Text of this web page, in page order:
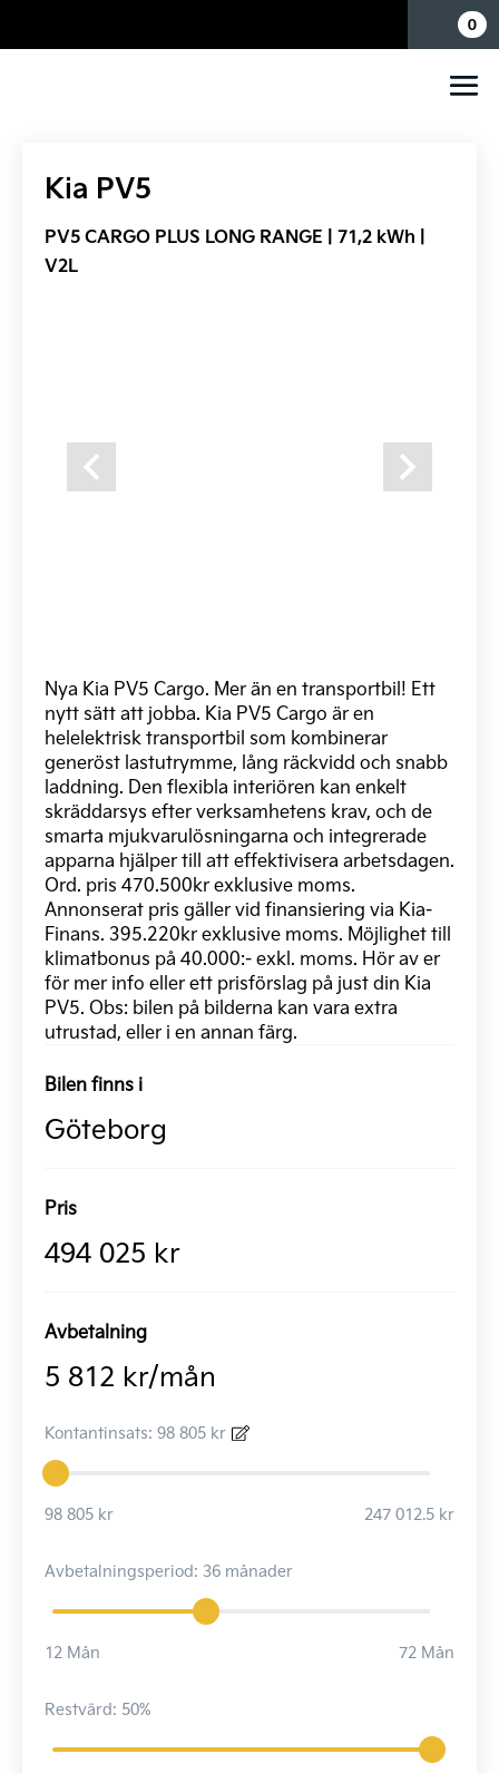
0
Kia PV5
PV5 CARGO PLUS LONG RANGE | 71,2 kWh |
V2L
Previous Next
Nya Kia PV5 Cargo. Mer än en transportbil! Ett
nytt sätt att jobba. Kia PV5 Cargo är en
helelektrisk transportbil som kombinerar
generöst lastutrymme, lång räckvidd och snabb
laddning. Den flexibla interiören kan enkelt
skräddarsys efter verksamhetens krav, och de
smarta mjukvarulösningarna och integrerade
apparna hjälper till att effektivisera arbetsdagen.
Ord. pris 470.500kr exklusive moms.
Annonserat pris gäller vid finansiering via Kia-
Finans. 395.220kr exklusive moms. Möjlighet till
klimatbonus på 40.000:- exkl. moms. Hör av er
för mer info eller ett prisförslag på just din Kia
PV5. Obs: bilen på bilderna kan vara extra
utrustad, eller i en annan färg.
Bilen finns i
Göteborg
Pris
494 025 kr
Avbetalning
5 812 kr/mån
Kontantinsats: 98 805 kr
98 805 kr 247 012.5 kr
Avbetalningsperiod: 36 månader
12 Mån 72 Mån
Restvärd: 50%